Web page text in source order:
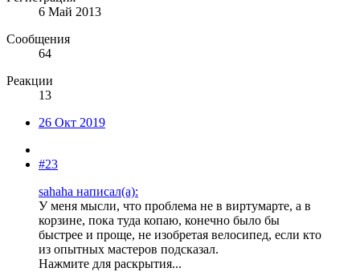
6 Май 2013
Сообщения
64
Реакции
13
26 Окт 2019
#23
sahaha написал(а):
У меня мысли, что проблема не в виртумарте, а в
корзине, пока туда копаю, конечно было бы
быстрее и проще, не изобретая велосипед, если кто
из опытных мастеров подсказал.
Нажмите для раскрытия...